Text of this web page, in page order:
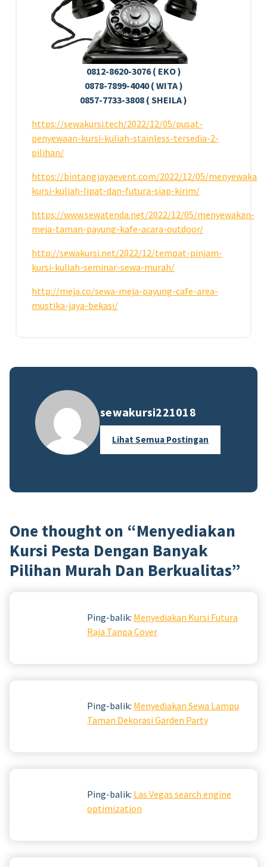
0812-8620-3076 ( EKO )
0878-7899-4040 ( WITA )
0857-7733-3808 ( SHEILA )
https://sewakursi.tech/2022/12/05/pusat-
penyewaan-kursi-kuliah-stainless-tersedia-2-
pilihan/
https://bintangjayaevent.com/2022/12/05/menyewakan-
kursi-kuliah-lipat-dan-futura-siap-kirim/
https://www.sewatenda.net/2022/12/05/menyewakan-
meja-taman-payung-kafe-acara-outdoor/
http://sewakursi.net/2022/12/tempat-pinjam-
kursi-kuliah-seminar-sewa-murah/
http://meja.co/sewa-meja-payung-cafe-area-
mustika-jaya-bekasi/
sewakursi221018
Lihat Semua Postingan
One thought on “Menyediakan
Kursi Pesta Dengan Banyak
Pilihan Murah Dan Berkualitas”
Ping-balik: Menyediakan Kursi Futura
Raja Tanpa Cover
Ping-balik: Menyediakan Sewa Lampu
Taman Dekorasi Garden Party
Ping-balik: Las Vegas search engine
optimization